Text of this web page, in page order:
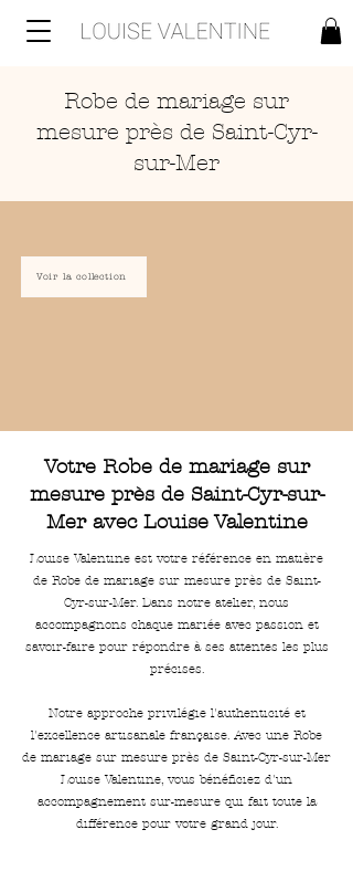
Robe de mariage sur
mesure près de Saint-Cyr-
sur-Mer
Voir la collection
Votre Robe de mariage sur
mesure près de Saint-Cyr-sur-
Mer avec Louise Valentine
Louise Valentine est votre référence en matière
de Robe de mariage sur mesure près de Saint-
Cyr-sur-Mer. Dans notre atelier, nous
accompagnons chaque mariée avec passion et
savoir-faire pour répondre à ses attentes les plus
précises.
Notre approche privilégie l'authenticité et
l'excellence artisanale française. Avec une Robe
de mariage sur mesure près de Saint-Cyr-sur-Mer
Louise Valentine, vous bénéficiez d'un
accompagnement sur-mesure qui fait toute la
différence pour votre grand jour.